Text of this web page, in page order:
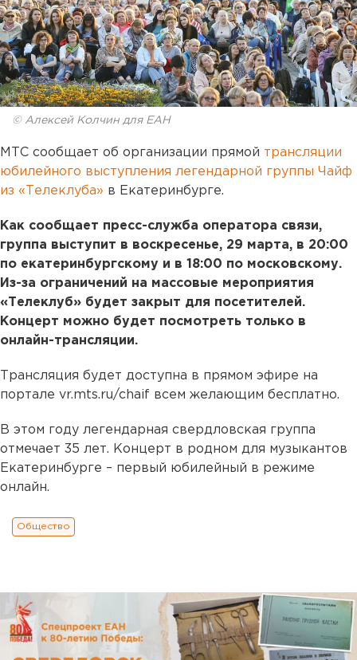
© Алексей Колчин для ЕАН
МТС сообщает об организации прямой трансляции
юбилейного выступления легендарной группы Чайф
из «Телеклуба» в Екатеринбурге.
Как сообщает пресс-служба оператора связи,
группа выступит в воскресенье, 29 марта, в 20:00
по екатеринбургскому и в 18:00 по московскому.
Из-за ограничений на массовые мероприятия
«Телеклуб» будет закрыт для посетителей.
Концерт можно будет посмотреть только в
онлайн-трансляции.
Трансляция будет доступна в прямом эфире на
портале vr.mts.ru/chaif всем желающим бесплатно.
В этом году легендарная свердловская группа
отмечает 35 лет. Концерт в родном для музыкантов
Екатеринбурге – первый юбилейный в режиме
онлайн.
Общество